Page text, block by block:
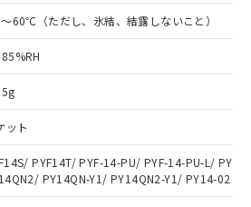
60℃（ただし、氷結、結露しないこと）
ット
PYF14T/ PYF-14-PU/ PYF-14-PU-L/
PY14QN-Y1/ PY14QN2-Y1/ PY14-02
ご利用いただくには、I-Web
ズにご登録されている必要が
。
当ウェブサイト上で当社にご
た部品リストについて、当社
社の共同利用者が、当社の製
ビスに関するお客様との取
に必要な範囲で利用すること
ください。
共同利用者とは、 "個人情報
に関して"
の「1.共同利
明書ダウンロード
明書をダウンロードするこ
10物質）の非含有証明書
証明書（当社基準）
を意味します。
です。当社販売部門へお問
い。
いたしません。
公開していない機種